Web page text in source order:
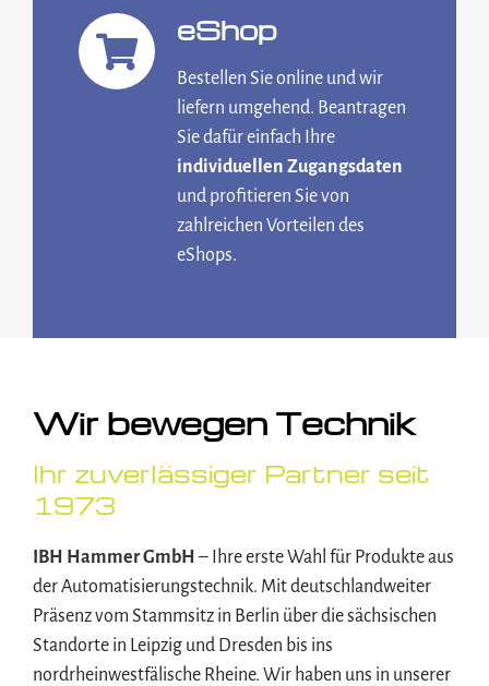
eShop
Bestellen Sie online und wir
liefern umgehend. Beantragen
Sie dafür einfach Ihre
individuellen Zugangsdaten
und profitieren Sie von
zahlreichen Vorteilen des
eShops.
Wir bewegen Technik
Ihr zuverlässiger Partner seit
1973
IBH Hammer GmbH– Ihre erste Wahl für Produkte aus
der Automatisierungstechnik. Mit deutschlandweiter
Präsenz vom Stammsitz in Berlin über die sächsischen
Standorte in Leipzig und Dresden bis ins
nordrheinwestfälische Rheine. Wir haben uns in unserer